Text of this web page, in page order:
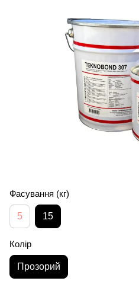
Фасування (кг)
5 15
Колір
Прозорий